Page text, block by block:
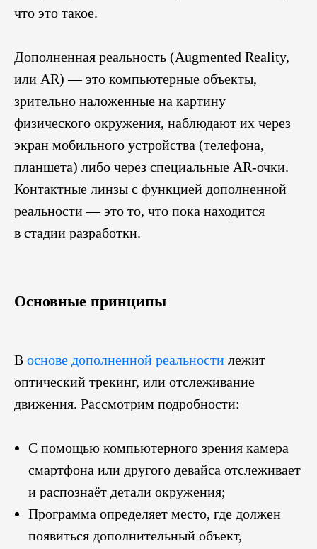
что это такое.
Дополненная реальность (Augmented Reality,
или AR) — это компьютерные объекты,
зрительно наложенные на картину
физического окружения, наблюдают их через
экран мобильного устройства (телефона,
планшета) либо через специальные AR-очки.
Контактные линзы с функцией дополненной
реальности — это то, что пока находится
в стадии разработки.
Основные принципы
В основе дополненной реальности лежит
оптический трекинг, или отслеживание
движения. Рассмотрим подробности:
С помощью компьютерного зрения камера
смартфона или другого девайса отслеживает
и распознаёт детали окружения;
Программа определяет место, где должен
появиться дополнительный объект,